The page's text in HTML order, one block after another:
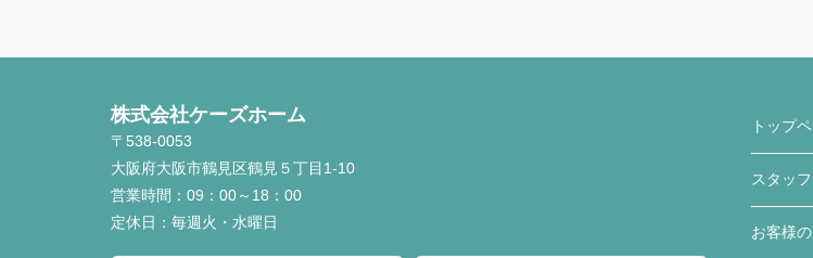
株式会社ケーズホーム
〒538-0053
大阪府大阪市鶴見区鶴見５丁目1-10
営業時間： 09：00～18：00
定休日： 毎週火・水曜日
トップ
スタッフ
お客様